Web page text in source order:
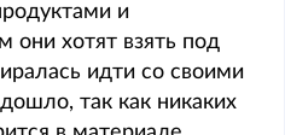
и
хотят взять под
идти со своими
так как никаких